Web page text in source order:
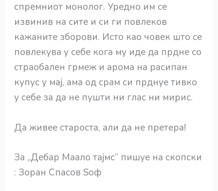
спремниот монолог. Уредно им се
извинив на сите и си ги повлеков
кажаните зборови. Исто као човек што се
повлекува у себе кога му иде да прдне со
страобален грмеж и арома на расипан
купус у мај, ама од срам си прднуе тивко
у себе за да не пушти ни глас ни мирис.
Да живее староста, али да не претера!
За „Дебар Маало тајмс” пишуе на скопски
: Зоран Спасов Sоф